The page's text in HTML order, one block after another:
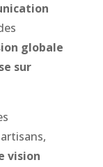
globale
sur
vision